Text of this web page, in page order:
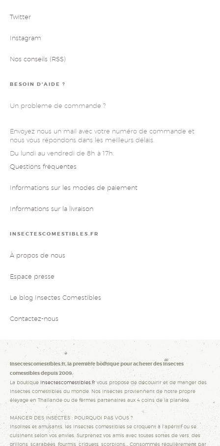
Twitter
Instagram
Nos conseils (RSS)
BESOIN D’AIDE ?
Un probleme de commande ?
Envoyez nous un mail avec votre numéro de commande et
nous vous répondons dans les meilleurs délais.
Du lundi au vendredi de 8h à 17h.
Questions fréquentes
Informations sur les modes de paiement
Informations sur la livraison
INSECTESCOMESTIBLES.FR
À propos de nous
Espace presse
Le blog Insectes Comestibles
Contactez-nous
Insectescomestibles.fr, la première boutique pour acheter des insectes
comestibles depuis 2009.
La boutique Insectescomestibles.fr vous propose de découvrir et de manger des
insectes comestibles du monde. Nos insectes proviennent de notre propre
élevage en Thaïlande ou de fermes partenaires aux 4 coins de la planète.
MANGER DES INSECTES : POURQUOI PAS VOUS ?
Insolites et amusants, les insectes comestibles se croquent à l'apéritif ou se
cuisinent selon vos envies. Surprenez vos amis avec toutes sortes de vers, des
grillons, scarabées, fourmis, criquets, scorpions... Consommés régulièrement par